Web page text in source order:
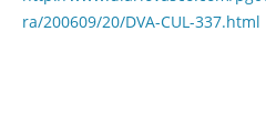
ra/200609/20/DVA-CUL-337.html